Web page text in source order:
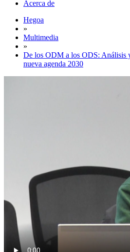
Acerca de
Hegoa
»
Multimedia
»
De los ODM a los ODS: Análisis
nueva agenda 2030